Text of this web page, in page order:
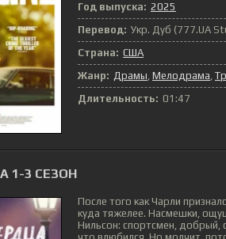
Год выпуска: 2025
Перевод: Укр. Дуб (777.UA
Страна: США
Жанр: Драмы, Мелодрама,
Длительность: 01:47
1-3 СЕЗОН
После того как Чарли
куда тяжелее. Насмешки,
Нильсон: спортсмен, добрый,
что влюбился. Но молчит,